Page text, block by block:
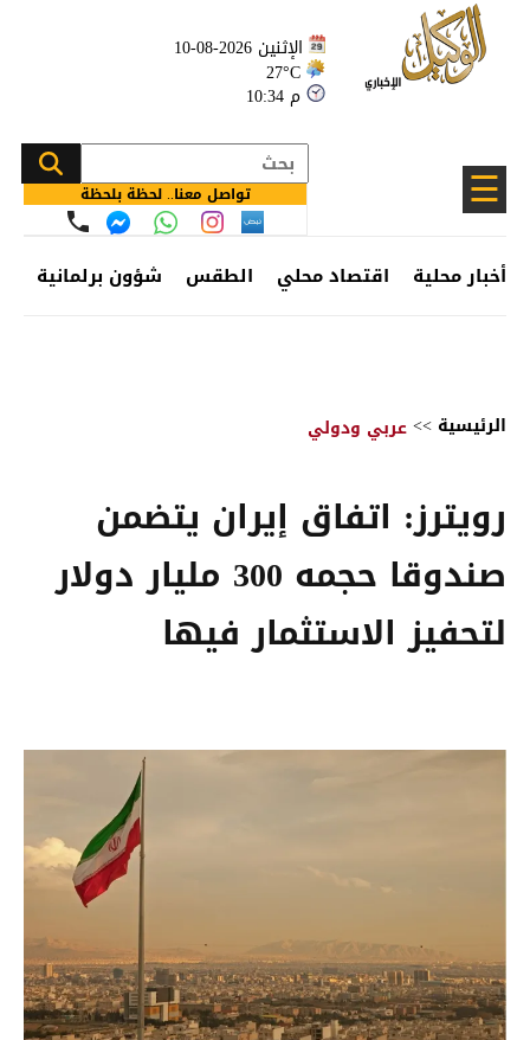
الإثنين 2026-08-10
27°C
10:34 م
☰ تواصل معنا.. لحظة بلحظة
أخبار محلية اقتصاد محلي الطقس شؤون برلمانية
الرئيسية >>عربي ودولي
رويترز: اتفاق إيران يتضمن
صندوقا حجمه 300 مليار دولار
لتحفيز الاستثمار فيها